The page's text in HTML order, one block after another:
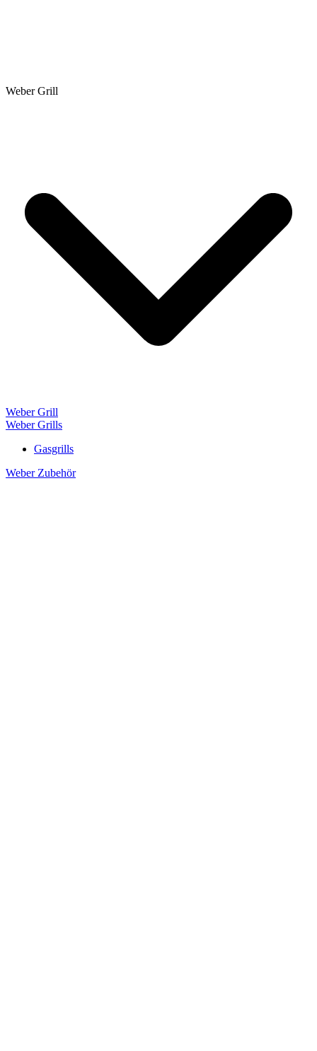
Weber Grill
Weber Grill
Weber Grills
Gasgrills
Weber Zubehör